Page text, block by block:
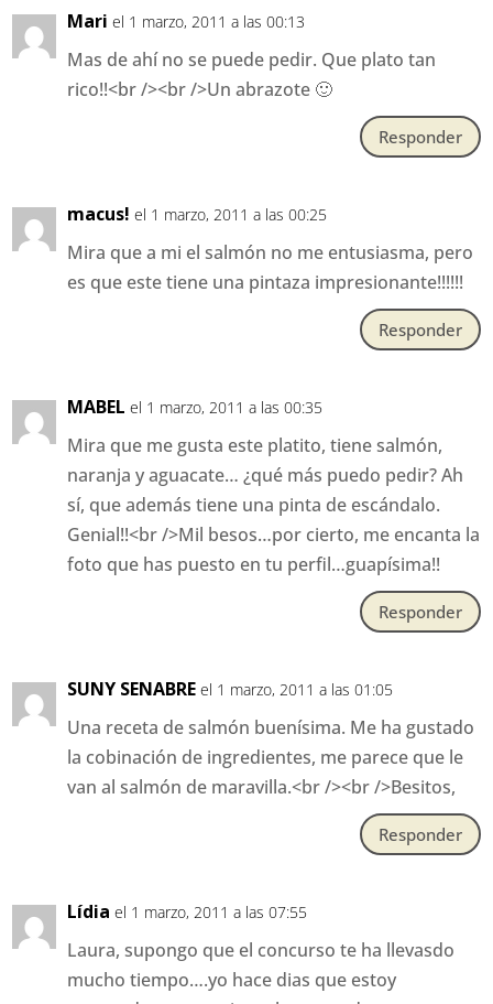
Mari el 1 marzo, 2011 a las 00:13
Mas de ahí no se puede pedir. Que plato tan
rico!!<br /><br />Un abrazote 🙂
Responder
macus! el 1 marzo, 2011 a las 00:25
Mira que a mi el salmón no me entusiasma, pero
es que este tiene una pintaza impresionante!!!!!!
Responder
MABEL el 1 marzo, 2011 a las 00:35
Mira que me gusta este platito, tiene salmón,
naranja y aguacate… ¿qué más puedo pedir? Ah
sí, que además tiene una pinta de escándalo.
Genial!!<br />Mil besos…por cierto, me encanta la
foto que has puesto en tu perfil…guapísima!!
Responder
SUNY SENABRE el 1 marzo, 2011 a las 01:05
Una receta de salmón buenísima. Me ha gustado
la cobinación de ingredientes, me parece que le
van al salmón de maravilla.<br /><br />Besitos,
Responder
Lídia el 1 marzo, 2011 a las 07:55
Laura, supongo que el concurso te ha llevasdo
mucho tiempo….yo hace dias que estoy